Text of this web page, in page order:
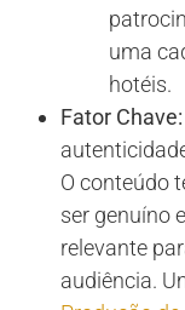
uma
hotéis.
Fator Chave:
O conteúdo
ser genuíno e
relevante
audiência.